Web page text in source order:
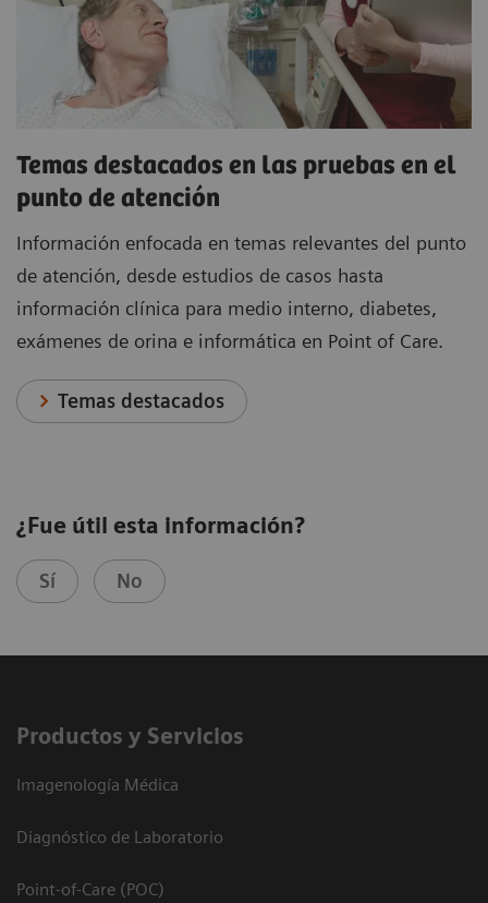
Temas destacados en las pruebas en el
punto de atención
Información enfocada en temas relevantes del punto
de atención, desde estudios de casos hasta
información clínica para medio interno, diabetes,
exámenes de orina e informática en Point of Care.
Temas destacados
¿Fue útil esta información?
Sí No
Productos y Servicios
Imagenología Médica
Diagnóstico de Laboratorio
Point-of-Care (POC)